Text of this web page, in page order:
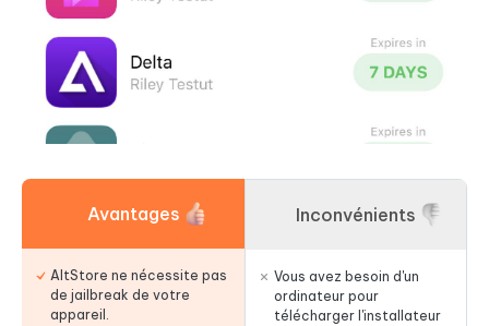
Avantages
AltStore ne nécessite pas
de jailbreak de votre
appareil.
Inconvénients
Vous avez besoin d'un
ordinateur pour
télécharger l'installateur